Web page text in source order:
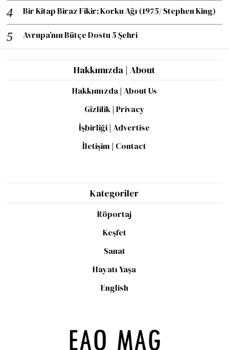
Bir Kitap Biraz Fikir: Korku Ağı (1975/ Stephen King)
Avrupa’nın Bütçe Dostu 5 Şehri
Hakkımızda | About
Hakkımızda | About Us
Gizlilik | Privacy
İşbirliği | Advertise
İletişim | Contact
Kategoriler
Röportaj
Keşfet
Sanat
Hayatı Yaşa
English